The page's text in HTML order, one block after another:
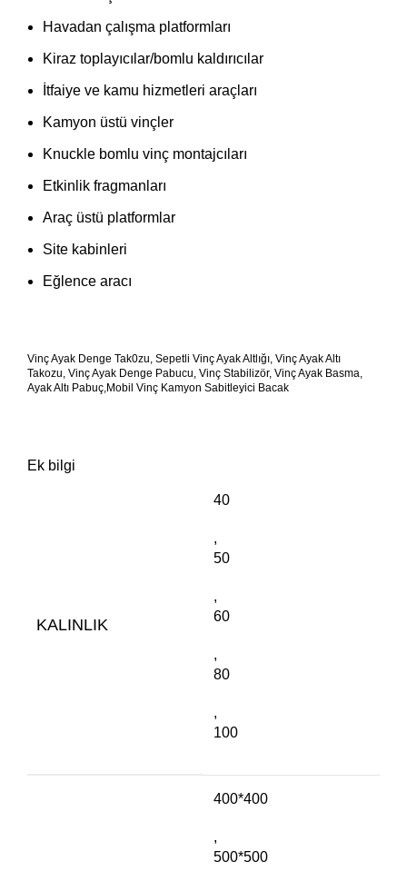
Havadan çalışma platformları
Kiraz toplayıcılar/bomlu kaldırıcılar
İtfaiye ve kamu hizmetleri araçları
Kamyon üstü vinçler
Knuckle bomlu vinç montajcıları
Etkinlik fragmanları
Araç üstü platformlar
Site kabinleri
Eğlence aracı
Vinç Ayak Denge Tak0zu, Sepetli Vinç Ayak Altlığı, Vinç Ayak Altı
Takozu, Vinç Ayak Denge Pabucu, Vinç Stabilizör, Vinç Ayak Basma,
Ayak Altı Pabuç,Mobil Vinç Kamyon Sabitleyici Bacak
Ek bilgi
KALINLIK
40
,
50
,
60
,
80
,
100
400*400
,
500*500